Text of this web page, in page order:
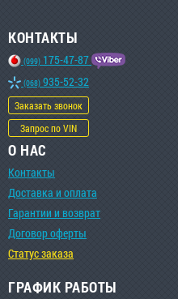
КОНТАКТЫ
(099) 175-47-87
(068) 935-52-32
Заказать звонок
Запрос по VIN
О НАС
Контакты
Доставка и оплата
Гарантии и возврат
Договор оферты
Статус заказа
ГРАФИК РАБОТЫ